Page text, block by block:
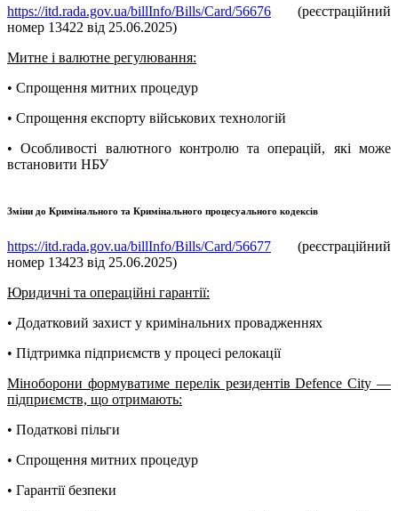
https://itd.rada.gov.ua/billInfo/Bills/Card/56676 (реєстраційний
номер 13422 від 25.06.2025)
Митне і валютне регулювання:
• Спрощення митних процедур
• Спрощення експорту військових технологій
• Особливості валютного контролю та операцій, які може
встановити НБУ
Зміни до Кримінального та Кримінального процесуального кодексів
https://itd.rada.gov.ua/billInfo/Bills/Card/56677 (реєстраційний
номер 13423 від 25.06.2025)
Юридичні та операційні гарантії:
• Додатковий захист у кримінальних провадженнях
• Підтримка підприємств у процесі релокації
Міноборони формуватиме перелік резидентів Defence City —
підприємств, що отримають:
• Податкові пільги
• Спрощення митних процедур
• Гарантії безпеки